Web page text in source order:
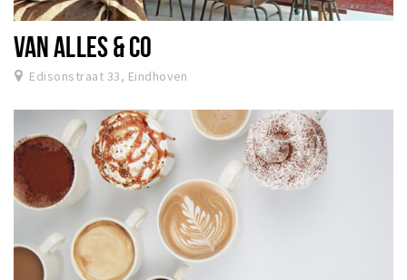
Winkels
Werken
Aanbiedingen
Ook reclame maken?
Over Eindhovens Rondje
VAN ALLES & CO
Edisonstraat 33, Eindhoven